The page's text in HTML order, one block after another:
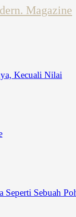
Kecuali Nilai
Seperti Sebuah